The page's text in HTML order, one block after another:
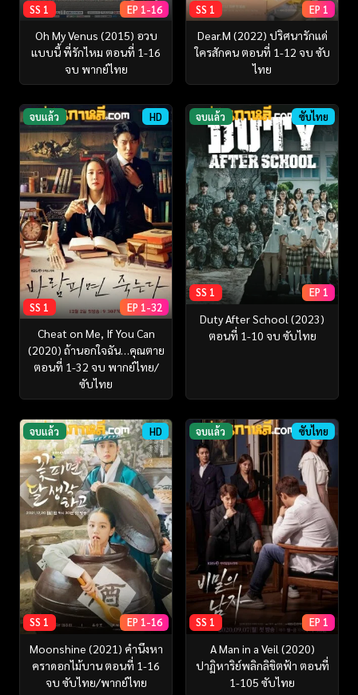
SS 1 EP 1-16
Oh My Venus (2015) อวบ
แบบนี้ พี่รักไหม ตอนที่ 1-16
จบ พากย์ไทย
SS 1 EP 1
Dear.M (2022) ปริศนารักแด่
ใครสักคน ตอนที่ 1-12 จบ ซับ
ไทย
จบแล้ว HD
SS 1 EP 1-32
Cheat on Me, If You Can
(2020) ถ้านอกใจฉัน…คุณตาย
ตอนที่ 1-32 จบ พากย์ไทย/
ซับไทย
จบแล้ว ซับไทย
SS 1 EP 1
Duty After School (2023)
ตอนที่ 1-10 จบ ซับไทย
จบแล้ว HD
SS 1 EP 1-16
Moonshine (2021) คำนึงหา
คราดอกไม้บาน ตอนที่ 1-16
จบ ซับไทย/พากย์ไทย
จบแล้ว ซับไทย
SS 1 EP 1
A Man in a Veil (2020)
ปาฏิหาริย์พลิกลิขิตฟ้า ตอนที่
1-105 ซับไทย